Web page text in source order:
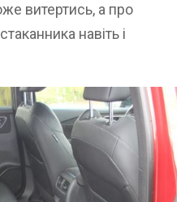
витертись, а про
навіть і